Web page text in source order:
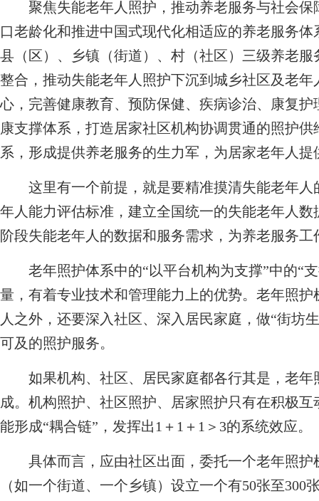
聚焦失能老年人照护，推动养老服务与社会保
口老龄化和推进中国式现代化相适应的养老服务
县（区）、乡镇（街道）、村（社区）三级养老
整合，推动失能老年人照护下沉到城乡社区及老
心，完善健康教育、预防保健、疾病诊治、康复
康支撑体系，打造居家社区机构协调贯通的照护
系，形成提供养老服务的生力军，为居家老年人提
这里有一个前提，就是要精准摸清失能老年人
年人能力评估标准，建立全国统一的失能老年人
阶段失能老年人的数据和服务需求，为养老服务工
老年照护体系中的“以平台机构为支撑”中的“支
量，有着专业技术和管理能力上的优势。老年照
人之外，还要深入社区、深入居民家庭，做“街坊
可及的照护服务。
如果机构、社区、居民家庭都各行其是，老年
成。机构照护、社区照护、居家照护只有在积极
能形成“耦合链”，发挥出1＋1＋1＞3的系统效应。
具体而言，应由社区出面，委托一个老年照护
（如一个街道、一个乡镇）设立一个有50张至300